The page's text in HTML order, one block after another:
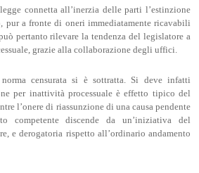
connetta all’inerzia delle parti l’estinzione
pur a fronte di oneri immediatamente ricavabili
pertanto rilevare la tendenza del legislatore a
grazie alla collaborazione degli uffici.
censurata si è sottratta. Si deve infatti
per inattività processuale è effetto tipico del
l’onere di riassunzione di una causa pendente
competente discende da un’iniziativa del
e derogatoria rispetto all’ordinario andamento